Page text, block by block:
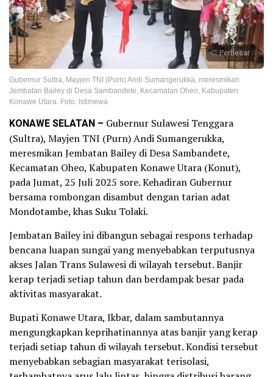
Perbesar
Gubernur Sultra, Mayjen TNI (Purn) Andi Sumangerukka, meresmikan
Jembatan Bailey di Desa Sambandete, Kecamatan Oheo, Kabupaten
Konawe Utara. Foto: Istimewa
KONAWE SELATAN – Gubernur Sulawesi Tenggara
(Sultra), Mayjen TNI (Purn) Andi Sumangerukka,
meresmikan Jembatan Bailey di Desa Sambandete,
Kecamatan Oheo, Kabupaten Konawe Utara (Konut),
pada Jumat, 25 Juli 2025 sore. Kehadiran Gubernur
bersama rombongan disambut dengan tarian adat
Mondotambe, khas Suku Tolaki.
Jembatan Bailey ini dibangun sebagai respons terhadap
bencana luapan sungai yang menyebabkan terputusnya
akses Jalan Trans Sulawesi di wilayah tersebut. Banjir
kerap terjadi setiap tahun dan berdampak besar pada
aktivitas masyarakat.
Bupati Konawe Utara, Ikbar, dalam sambutannya
mengungkapkan keprihatinannya atas banjir yang kerap
terjadi setiap tahun di wilayah tersebut. Kondisi tersebut
menyebabkan sebagian masyarakat terisolasi,